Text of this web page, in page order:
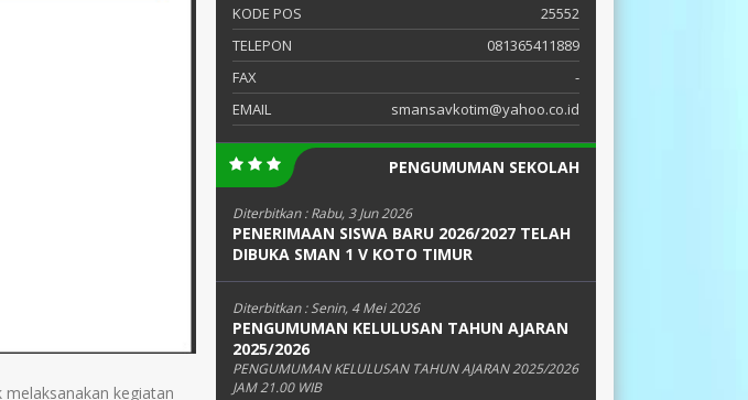
kegiatan
KODE POS
25552
TELEPON
081365411889
FAX
-
EMAIL
smansavkotim@yahoo.co.id
PENGUMUMAN SEKOLAH
Diterbitkan :Rabu, 3 Jun 2026
PENERIMAAN SISWA BARU 2026/2027 TELAH
DIBUKA SMAN 1 V KOTO TIMUR
Diterbitkan :Senin, 4 Mei 2026
PENGUMUMAN KELULUSAN TAHUN AJARAN
2025/2026
PENGUMUMAN KELULUSAN TAHUN AJARAN 2025/2026
JAM 21.00 WIB